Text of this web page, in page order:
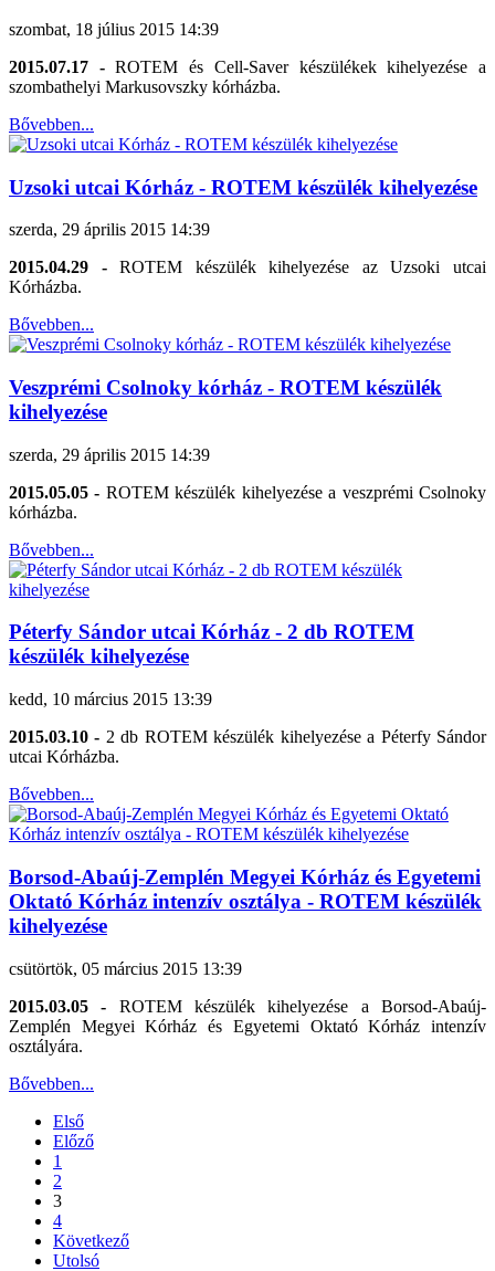
szombat, 18 július 2015 14:39
2015.07.17 -ROTEM és Cell-Saver készülékek kihelyezése a
szombathelyi Markusovszky kórházba.
Bővebben...
Uzsoki utcai Kórház - ROTEM készülék kihelyezése
szerda, 29 április 2015 14:39
2015.04.29 -ROTEM készülék kihelyezése az Uzsoki utcai
Kórházba.
Bővebben...
Veszprémi Csolnoky kórház - ROTEM készülék
kihelyezése
szerda, 29 április 2015 14:39
2015.05.05 - ROTEM készülék kihelyezése a veszprémi Csolnoky
kórházba.
Bővebben...
Péterfy Sándor utcai Kórház - 2 db ROTEM
készülék kihelyezése
kedd, 10 március 2015 13:39
2015.03.10 - 2 db ROTEM készülék kihelyezése a Péterfy Sándor
utcai Kórházba.
Bővebben...
Borsod-Abaúj-Zemplén Megyei Kórház és Egyetemi
Oktató Kórház intenzív osztálya - ROTEM készülék
kihelyezése
csütörtök, 05 március 2015 13:39
2015.03.05 - ROTEM készülék kihelyezése a Borsod-Abaúj-
Zemplén Megyei Kórház és Egyetemi Oktató Kórház intenzív
osztályára.
Bővebben...
Első
Előző
1
2
3
4
Következő
Utolsó